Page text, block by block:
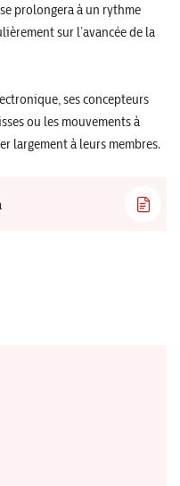
prolongera à un rythme
sur l’avancée de la
ses concepteurs
ou les mouvements à
largement à leurs membres.